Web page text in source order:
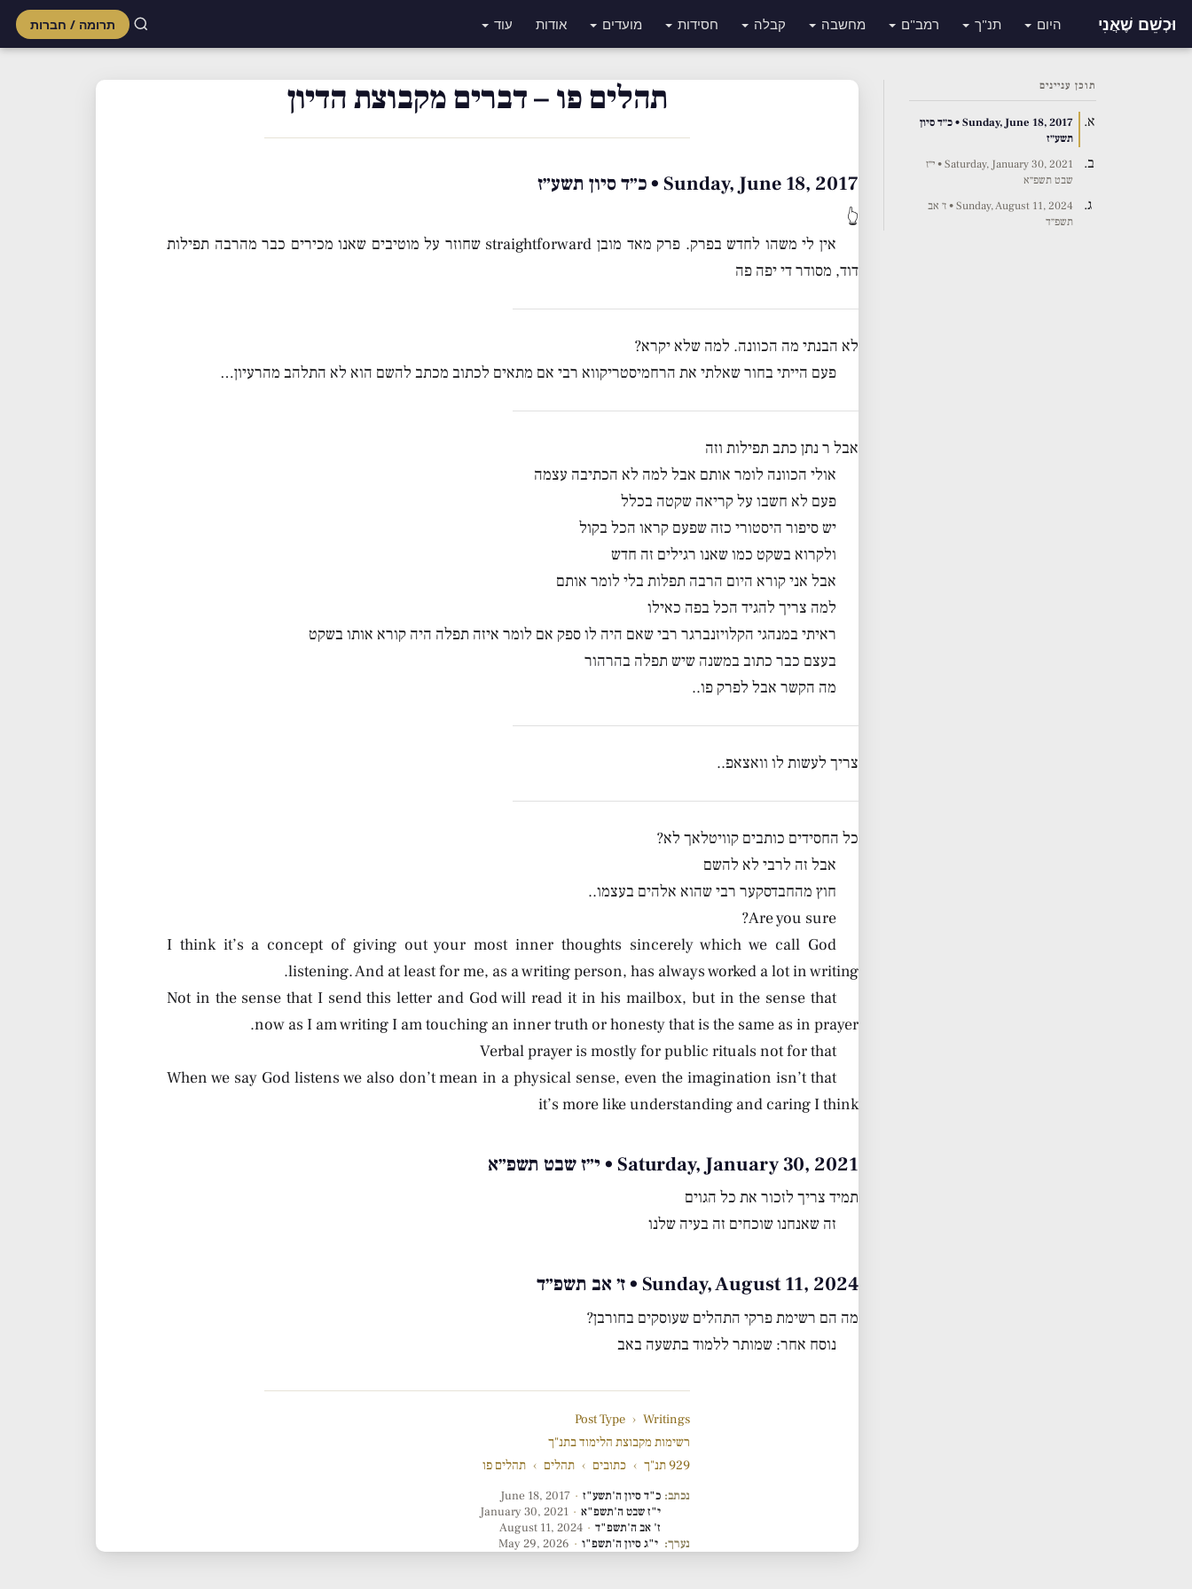
וּכְשֵׁם שֶׁאֲנִי היום תנ"ך רמב"ם מחשבה קבלה חסידות מועדים אודות עוד תרומה / חברות
תוכן עניינים
Sunday, June 18, 2017 • כ״ד סיון
תשע״ז
Saturday, January 30, 2021 • י״ז
שבט תשפ״א
Sunday, August 11, 2024 • ז׳ אב
תשפ״ד
תהלים פו – דברים מקבוצת הדיון
Sunday, June 18, 2017 • כ״ד סיון תשע״ז
👆
אין לי משהו לחדש בפרק. פרק מאד מובן straightforward שחוזר על מוטיבים שאנו מכירים כבר מהרבה תפילות
דוד, מסודר די יפה פה
לא הבנתי מה הכוונה. למה שלא יקרא?
פעם הייתי בחור שאלתי את הרחמיסטריקווא רבי אם מתאים לכתוב מכתב להשם הוא לא התלהב מהרעיון…
אבל ר נתן כתב תפילות וזה
אולי הכוונה לומר אותם אבל למה לא הכתיבה עצמה
פעם לא חשבו על קריאה שקטה בכלל
יש סיפור היסטורי כזה שפעם קראו הכל בקול
ולקרוא בשקט כמו שאנו רגילים זה חדש
אבל אני קורא היום הרבה תפלות בלי לומר אותם
למה צריך להגיד הכל בפה כאילו
ראיתי במנהגי הקלויזנברגר רבי שאם היה לו ספק אם לומר איזה תפלה היה קורא אותו בשקט
בעצם כבר כתוב במשנה שיש תפלה בהרהור
מה הקשר אבל לפרק פו..
צריך לעשות לו וואצאפ..
כל החסידים כותבים קוויטלאך לא?
אבל זה לרבי לא להשם
חוץ מהחבדסקער רבי שהוא אלהים בעצמו..
Are you sure?
I think it’s a concept of giving out your most inner thoughts sincerely which we call God
listening. And at least for me, as a writing person, has always worked a lot in writing.
Not in the sense that I send this letter and God will read it in his mailbox, but in the sense that
now as I am writing I am touching an inner truth or honesty that is the same as in prayer.
Verbal prayer is mostly for public rituals not for that
When we say God listens we also don’t mean in a physical sense, even the imagination isn’t that
it’s more like understanding and caring I think
Saturday, January 30, 2021 • י״ז שבט תשפ״א
תמיד צריך לזכור את כל הגוים
זה שאנחנו שוכחים זה בעיה שלנו
Sunday, August 11, 2024 • ז׳ אב תשפ״ד
מה הם רשימת פרקי התהלים שעוסקים בחורבן?
נוסח אחר: שמותר ללמוד בתשעה באב
Post Type › Writings
רשימות מקבוצת הלימוד בתנ"ך
929 תנ"ך
› כתובים › תהלים › תהלים פו
נכתב: כ"ד סיון ה'תשע"ז ·
June 18, 2017
י"ז שבט ה'תשפ"א ·
January 30, 2021
ז' אב ה'תשפ"ד ·
August 11, 2024
נערך: י"ג סיון ה'תשפ"ו ·
May 29, 2026